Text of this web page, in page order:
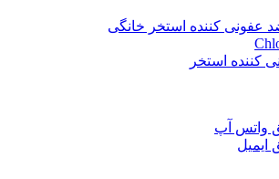
عفونی کننده استخر خانگی
کننده استخر
واتس آپ